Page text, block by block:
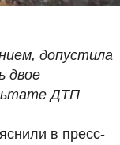
допустила
двое
ДТП
в пресс-